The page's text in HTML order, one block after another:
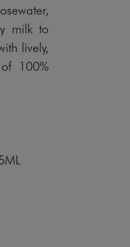
milk to
lively,
100%